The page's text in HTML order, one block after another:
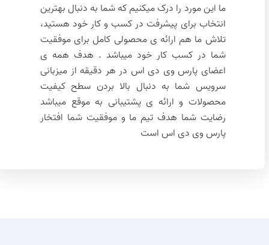
ما این مورد را درک میکنیم که شما به دنبال بهترین
انتخاب برای پیشرفت در کسب و کار خود هستید،
تلاش ما هم ارائه ی محصولی کامل برای موفقیت
شما در کسب کار خود میباشد . هدف همه ی
اعضای پارس وی دی اس در هر دقیقه از میزبانی
سرویس شما به دنبال بالا بردن سطح کیفیت
محصولات و ارائه ی پشتیبانی به موقع میباشد
رضایت شما هدف تیم ما و موفقیت شما افتخار
پارس وی دی اس است